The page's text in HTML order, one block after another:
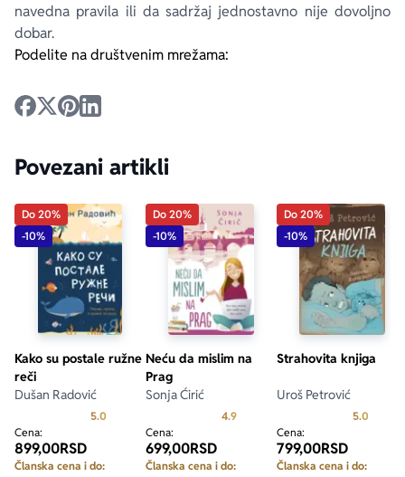
navedna pravila ili da sadržaj jednostavno nije dovoljno
dobar.
Podelite na društvenim mrežama:
Povezani artikli
Do 20%
-10%
Kako su postale ružne
reči
Dušan Radović
5.0 Prosecna ocena je 5.0 od 5
Cena:
899,00RSD
Članska cena i do:
Do 20%
-10%
Neću da mislim na
Prag
Sonja Ćirić
4.9Prosecna ocena je 4.9 od 5
Cena:
699,00RSD
Članska cena i do:
Do 20%
-10%
Strahovita knjiga
Uroš Petrović
5.0
Cena:
799,00RSD
Članska cena i do: